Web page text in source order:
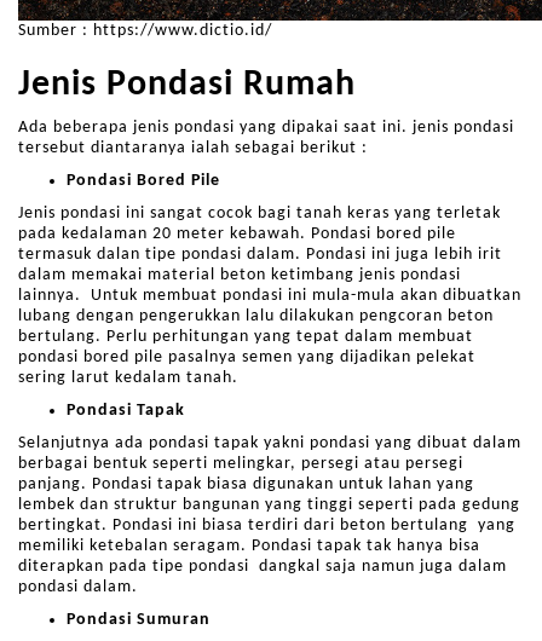
Sumber : https://www.dictio.id/
Jenis Pondasi Rumah
Ada beberapa jenis pondasi yang dipakai saat ini. jenis pondasi
tersebut diantaranya ialah sebagai berikut :
Pondasi Bored Pile
Jenis pondasi ini sangat cocok bagi tanah keras yang terletak
pada kedalaman 20 meter kebawah. Pondasi bored pile
termasuk dalan tipe pondasi dalam. Pondasi ini juga lebih irit
dalam memakai material beton ketimbang jenis pondasi
lainnya. Untuk membuat pondasi ini mula-mula akan dibuatkan
lubang dengan pengerukkan lalu dilakukan pengcoran beton
bertulang. Perlu perhitungan yang tepat dalam membuat
pondasi bored pile pasalnya semen yang dijadikan pelekat
sering larut kedalam tanah.
Pondasi Tapak
Selanjutnya ada pondasi tapak yakni pondasi yang dibuat dalam
berbagai bentuk seperti melingkar, persegi atau persegi
panjang. Pondasi tapak biasa digunakan untuk lahan yang
lembek dan struktur bangunan yang tinggi seperti pada gedung
bertingkat. Pondasi ini biasa terdiri dari beton bertulang yang
memiliki ketebalan seragam. Pondasi tapak tak hanya bisa
diterapkan pada tipe pondasi dangkal saja namun juga dalam
pondasi dalam.
Pondasi Sumuran